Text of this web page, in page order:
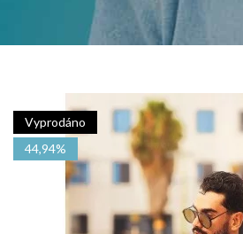
Vyprodáno
44,94%